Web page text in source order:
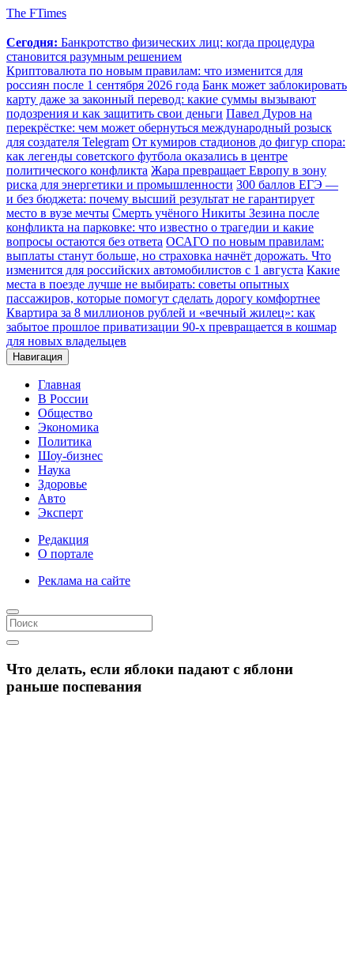
The FTimes
Сегодня: Банкротство физических лиц: когда процедура
становится разумным решением
Криптовалюта по новым правилам: что изменится для
россиян после 1 сентября 2026 года Банк может заблокировать
карту даже за законный перевод: какие суммы вызывают
подозрения и как защитить свои деньги Павел Дуров на
перекрёстке: чем может обернуться международный розыск
для создателя Telegram От кумиров стадионов до фигур спора:
как легенды советского футбола оказались в центре
политического конфликта Жара превращает Европу в зону
риска для энергетики и промышленности 300 баллов ЕГЭ —
и без бюджета: почему высший результат не гарантирует
место в вузе мечты Смерть учёного Никиты Зезина после
конфликта на парковке: что известно о трагедии и какие
вопросы остаются без ответа ОСАГО по новым правилам:
выплаты станут больше, но страховка начнёт дорожать. Что
изменится для российских автомобилистов с 1 августа Какие
места в поезде лучше не выбирать: советы опытных
пассажиров, которые помогут сделать дорогу комфортнее
Квартира за 8 миллионов рублей и «вечный жилец»: как
забытое прошлое приватизации 90-х превращается в кошмар
для новых владельцев
Навигация
Главная
В России
Общество
Экономика
Политика
Шоу-бизнес
Наука
Здоровье
Авто
Эксперт
Редакция
О портале
Реклама на сайте
Что делать, если яблоки падают с яблони
раньше поспевания